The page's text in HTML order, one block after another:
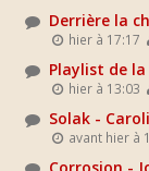
Derrière la
hier à 17:17
Playlist de
hier à 13:03
Solak -
avant hier à